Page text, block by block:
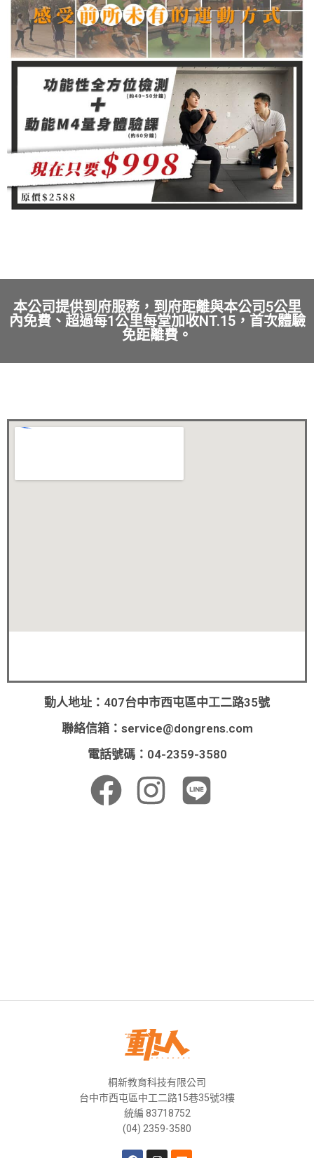
本公司提供到府服務，到府距離與本公司5公里
內免費、超過每1公里每堂加收NT.15，首次體驗
免距離費。
動人地址：407台中市西屯區中工二路35號
聯絡信箱： service@dongrens.com
電話號碼：04-2359-3580
桐新教育科技有限公司
台中市西屯區中工二路15巷35號3樓
統編 83718752
(04) 2359-3580